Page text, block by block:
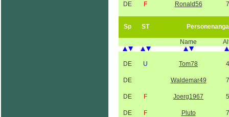
DE F Ronald56
Sp ST
Name
DE U Tom78
DE Waldemar49
DE F Joerg1967
DE F Pluto